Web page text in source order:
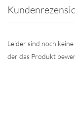
Leider sind noch
der das Produkt